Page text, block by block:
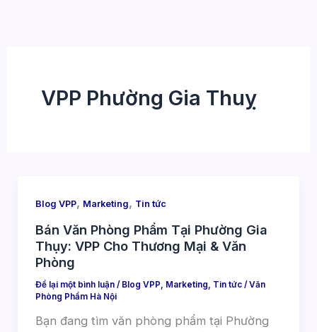
VPP Phường Gia Thuỵ
Blog VPP, Marketing, Tin tức
Bán Văn Phòng Phẩm Tại Phường Gia
Thụy: VPP Cho Thương Mại & Văn
Phòng
Để lại một bình luận / Blog VPP, Marketing, Tin tức/ Văn
Phòng Phẩm Hà Nội
Bạn đang tìm văn phòng phẩm tại Phường